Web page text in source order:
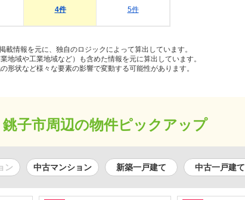
4件 5件
情報を元に、独自のロジックによって算出しています。
地域や工業地域など）も含めた情報を元に算出しています。
形状など様々な要素の影響で変動する可能性があります。
銚子市周辺の物件ピックアップ
ン 中古マンション 新築一戸建て 中古一戸建て